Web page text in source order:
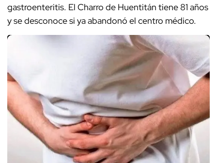
gastroenteritis. El Charro de Huentitán tiene 81 años
y se desconoce si ya abandonó el centro médico.